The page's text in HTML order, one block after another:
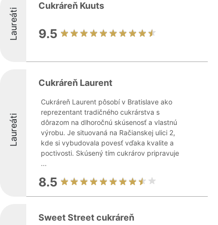
Laureáti
Cukráreň Kuuts
9.5
Laureáti
Cukráreň Laurent
Cukráreň Laurent pôsobí v Bratislave ako
reprezentant tradičného cukrárstva s
dôrazom na dlhoročnú skúsenosť a vlastnú
výrobu. Je situovaná na Račianskej ulici 2,
kde si vybudovala povesť vďaka kvalite a
poctivosti. Skúsený tím cukrárov pripravuje
...
8.5
Sweet Street cukráreň